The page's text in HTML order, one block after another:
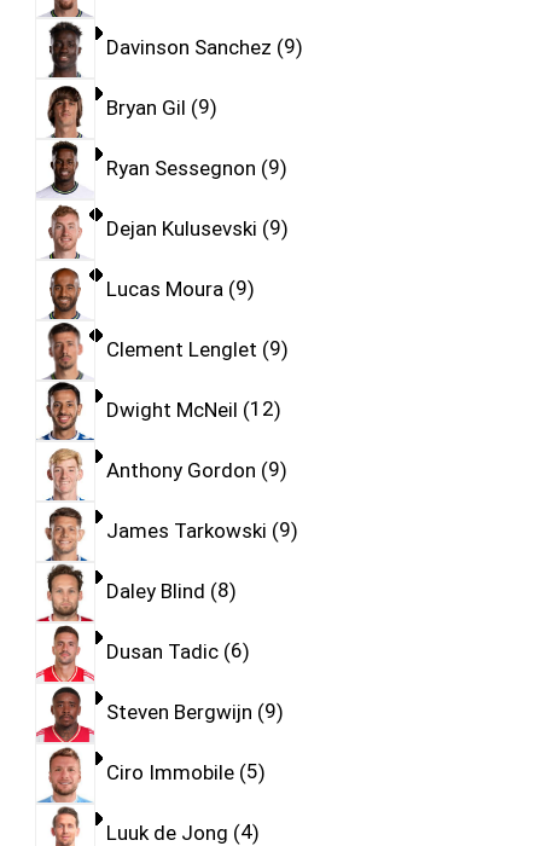
Davinson Sanchez 9
Bryan Gil 9
Ryan Sessegnon 9
Dejan Kulusevski 9
Lucas Moura 9
Clement Lenglet 9
Dwight McNeil 12
Anthony Gordon 9
James Tarkowski 9
Daley Blind 8
Dusan Tadic 6
Steven Bergwijn 9
Ciro Immobile 5
Luuk de Jong 4